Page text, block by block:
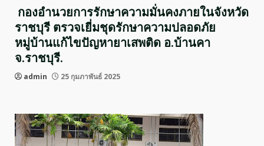
กองอำนวยการรักษาความมั่นคงภายในจังหวัด
ราชบุรี ตรวจเยี่มชุดรักษาความปลอดภัย
หมู่บ้านแก้ไขปัญหายาเสพติด อ.บ้านคา
จ.ราชบุรี.
admin 25 กุมภาพันธ์ 2025